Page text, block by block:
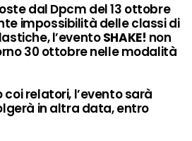
dal Dpcm del 13 ottobre
impossibilità delle classi di
l’eventoSHAKE! non
30 ottobre nelle modalità
relatori, l’evento sarà
in altra data, entro